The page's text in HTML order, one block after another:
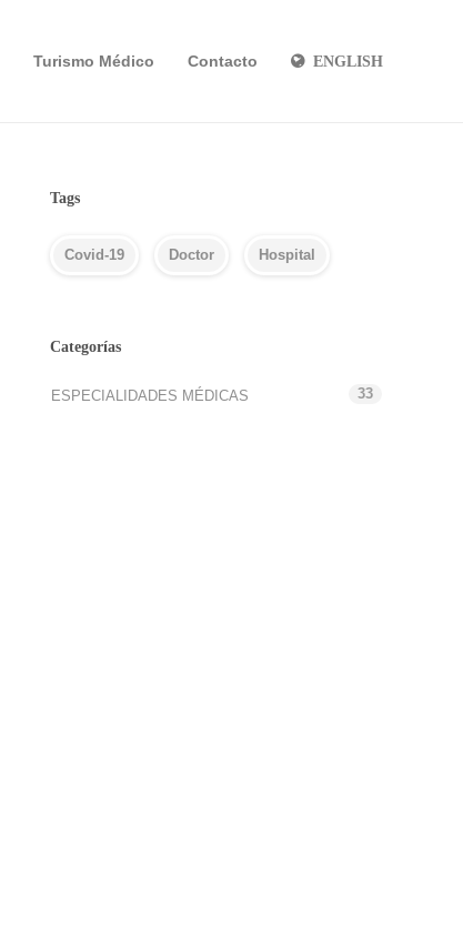
Turismo Médico Contacto ENGLISH
Tags
Covid-19 Doctor Hospital
Categorías
ESPECIALIDADES MÉDICAS 33